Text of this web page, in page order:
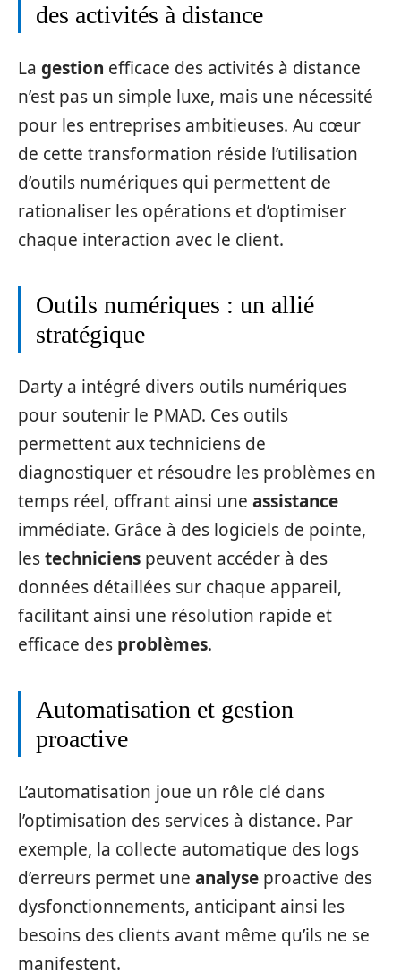
des activités à distance
La gestion efficace des activités à distance
n’est pas un simple luxe, mais une nécessité
pour les entreprises ambitieuses. Au cœur
de cette transformation réside l’utilisation
d’outils numériques qui permettent de
rationaliser les opérations et d’optimiser
chaque interaction avec le client.
Outils numériques : un allié
stratégique
Darty a intégré divers outils numériques
pour soutenir le PMAD. Ces outils
permettent aux techniciens de
diagnostiquer et résoudre les problèmes en
temps réel, offrant ainsi une assistance
immédiate. Grâce à des logiciels de pointe,
lestechniciens peuvent accéder à des
données détaillées sur chaque appareil,
facilitant ainsi une résolution rapide et
efficace des problèmes.
Automatisation et gestion
proactive
L’automatisation joue un rôle clé dans
l’optimisation des services à distance. Par
exemple, la collecte automatique des logs
d’erreurs permet une analyse proactive des
dysfonctionnements, anticipant ainsi les
besoins des clients avant même qu’ils ne se
manifestent.